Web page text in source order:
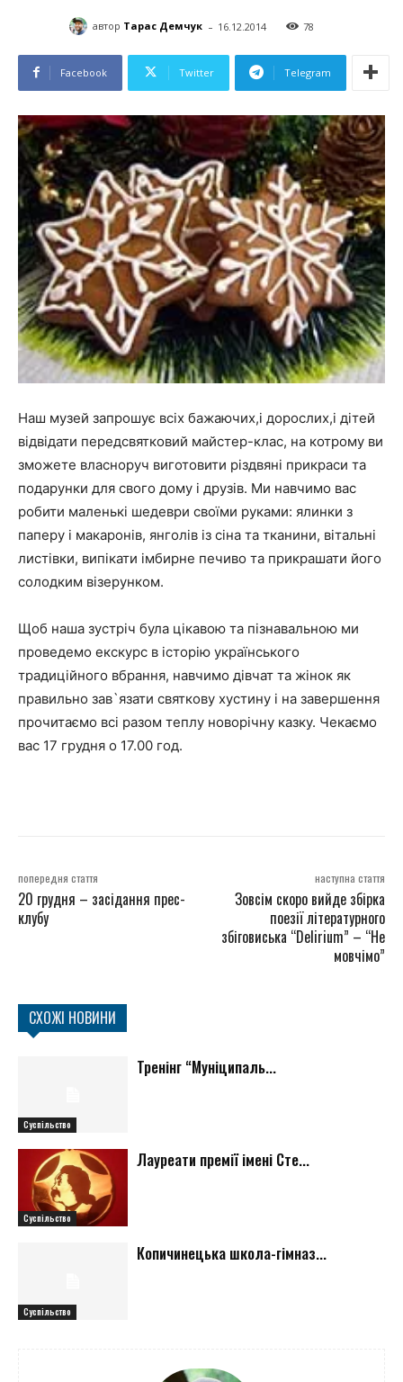
автор Тарас Демчук - 16.12.2014 78
Facebook Twitter Telegram
Наш музей запрошує всіх бажаючих,і дорослих,і дітей
відвідати передсвятковий майстер-клас, на котрому ви
зможете власноруч виготовити різдвяні прикраси та
подарунки для свого дому і друзів. Ми навчимо вас
робити маленькі шедеври своїми руками: ялинки з
паперу і макаронів, янголів із сіна та тканини, вітальні
листівки, випікати імбирне печиво та прикрашати його
солодким візерунком.
Щоб наша зустріч була цікавою та пізнавальною ми
проведемо екскурс в історію українського
традиційного вбрання, навчимо дівчат та жінок як
правильно зав`язати святкову хустину і на завершення
прочитаємо всі разом теплу новорічну казку. Чекаємо
вас 17 грудня о 17.00 год.
попередня стаття
20 грудня – засідання прес-
клубу
наступна стаття
Зовсім скоро вийде збірка
поезії літературного
збіговиська “Delirium” – “Не
мовчімо”
СХОЖІ НОВИНИ
Суспільство
Тренінг “Муніципаль...
Суспільство
Лауреати премії імені Сте...
Суспільство
Копичинецька школа-гімназ...